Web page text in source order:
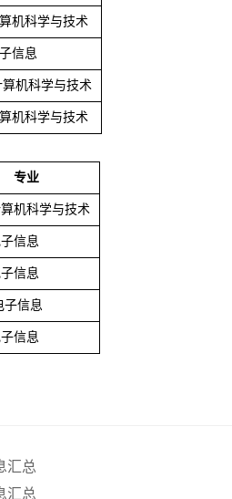
机科学与技术
信息
算机科学与技术
机科学与技术
专业
机科学与技术
信息
信息
子信息
信息
汇总
汇总